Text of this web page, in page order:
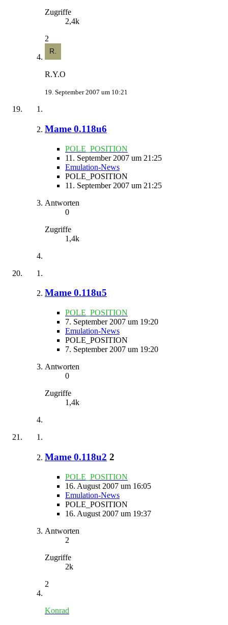
Zugriffe
2,4k
2
R.Y.O
19. September 2007 um 10:21
Mame 0.118u6
POLE_POSITION
11. September 2007 um 21:25
Emulation-News
POLE_POSITION
11. September 2007 um 21:25
Antworten
0
Zugriffe
1,4k
Mame 0.118u5
POLE_POSITION
7. September 2007 um 19:20
Emulation-News
POLE_POSITION
7. September 2007 um 19:20
Antworten
0
Zugriffe
1,4k
Mame 0.118u2 2
POLE_POSITION
16. August 2007 um 16:05
Emulation-News
POLE_POSITION
16. August 2007 um 19:37
Antworten
2
Zugriffe
2k
2
Konrad